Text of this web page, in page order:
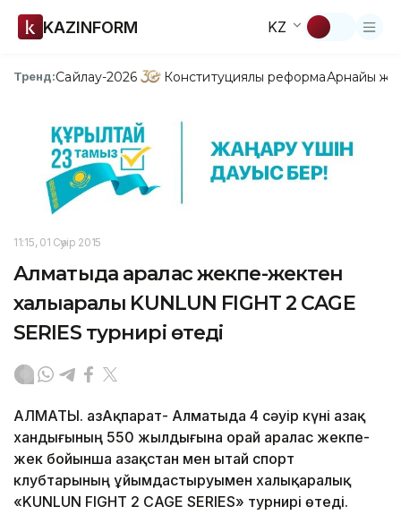
KAZINFORM KZ
Тренд:Сайлау-2026 Конституциялық реформаАрнайы
11:15, 01 Сәуір 2015
Алматыда аралас жекпе-жектен
халықаралық KUNLUN FIGHT 2 CAGE
SERIES турнирі өтеді
АЛМАТЫ. ҚазАқпарат- Алматыда 4 сәуір күні Қазақ
хандығының 550 жылдығына орай аралас жекпе-
жек бойынша Қазақстан мен Қытай спорт
клубтарының ұйымдастыруымен халықаралық
«KUNLUN FIGHT 2 CAGE SERIES» турнирі өтеді.